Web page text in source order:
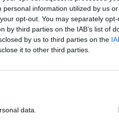
information utilized by us
opt-out. You may separately
by third parties on the IAB’s list of
by us to third parties on the
it to other third parties.
data.
elítélt két
felelős Európai
volt megfelelő, az 1997-ben
jogtörténetének
olyan röpiratokat terjesztett...